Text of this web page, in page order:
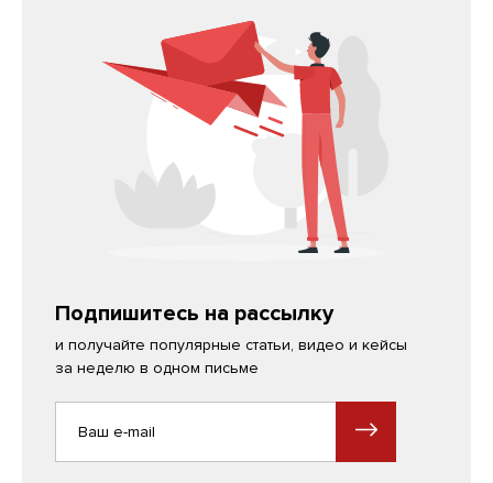
Подпишитесь на рассылку
и получайте популярные статьи, видео и кейсы
за неделю в одном письме